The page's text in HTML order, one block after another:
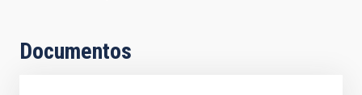
Documentos